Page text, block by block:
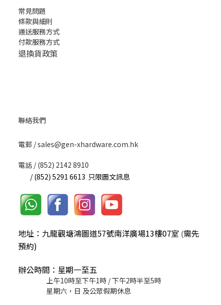
常見問題
條款與細則
運送服務方式
付款服務方式
退換貨政策
聯絡我們
​電郵 / sales@gen-xhardware.com.hk
電話 / (852) 2142 8910
/ (852) 5291 6613 只限圖文訊息
地址：九龍觀塘鴻圖道57號南洋廣場13樓07室 (需先
預約)
辦公時間：星期一至五
上午10時至下午1時 / 下午2時半至5時
星期六，日 及公眾假期休息